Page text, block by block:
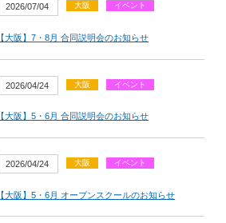
2026/07/04 大阪 イベント
【大阪】7・8月 合同説明会のお知らせ
2026/04/24 大阪 イベント
【大阪】5・6月 合同説明会のお知らせ
2026/04/24 大阪 イベント
【大阪】5・6月 オープンスクールのお知らせ